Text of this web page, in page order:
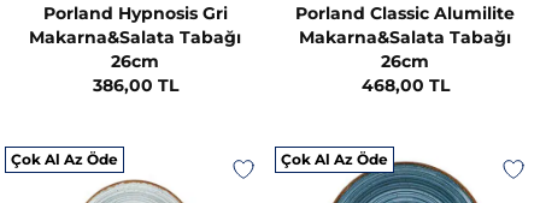
Porland Hypnosis Gri
Makarna&Salata Tabağı
26cm
386,00 TL
Porland Classic Alumilite
Makarna&Salata Tabağı
26cm
468,00 TL
Çok Al Az Öde Çok Al Az Öde